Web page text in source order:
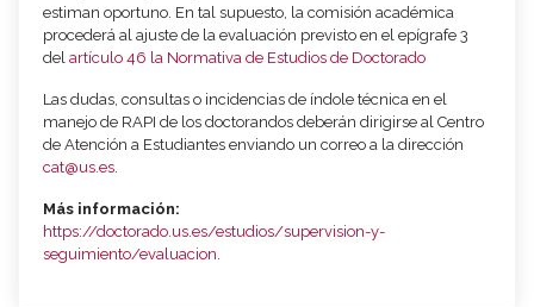
estiman oportuno. En tal supuesto, la comisión académica
procederá al ajuste de la evaluación previsto en el epígrafe 3
del artículo 46 la Normativa de Estudios de Doctorado
Las dudas, consultas o incidencias de índole técnica en el
manejo de RAPI de los doctorandos deberán dirigirse al Centro
de Atención a Estudiantes enviando un correo a la dirección
cat@us.es.
Más información:
https://doctorado.us.es/estudios/supervision-y-
seguimiento/evaluacion.